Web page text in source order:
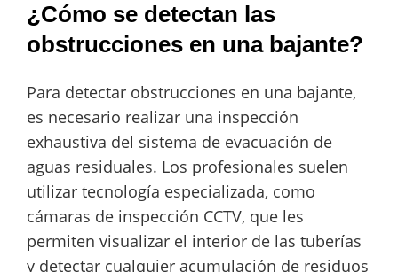
¿Cómo se detectan las
obstrucciones en una bajante?
Para detectar obstrucciones en una bajante,
es necesario realizar una inspección
exhaustiva del sistema de evacuación de
aguas residuales. Los profesionales suelen
utilizar tecnología especializada, como
cámaras de inspección CCTV, que les
permiten visualizar el interior de las tuberías
y detectar cualquier acumulación de residuos